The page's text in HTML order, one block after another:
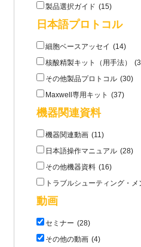
製品選択ガイド (15)
日本語プロトコル
細胞ベースアッセイ (14)
核酸精製キット（用手法）
その他製品プロトコル (30)
Maxwell専用キット (37)
機器関連資料
機器関連動画 (11)
日本語操作マニュアル (28)
その他機器資料 (16)
トラブルシューティング・メ
動画
セミナー (28)
その他の動画 (4)